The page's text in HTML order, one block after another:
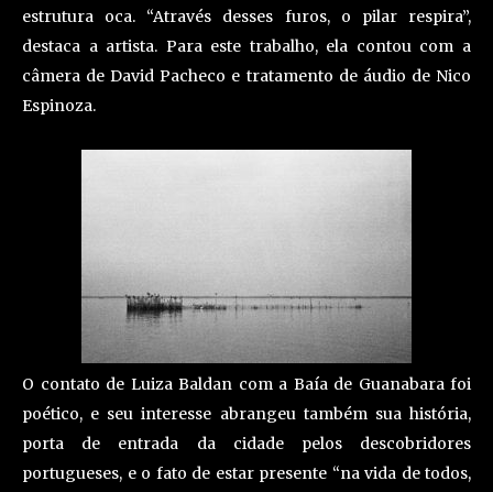
estrutura oca. “Através desses furos, o pilar respira”,
destaca a artista. Para este trabalho, ela contou com a
câmera de David Pacheco e tratamento de áudio de Nico
Espinoza.
O contato de Luiza Baldan com a Baía de Guanabara foi
poético, e seu interesse abrangeu também sua história,
porta de entrada da cidade pelos descobridores
portugueses, e o fato de estar presente “na vida de todos,